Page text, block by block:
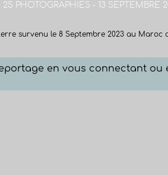
25 PHOTOGRAPHIES - 13 SEPTEMBRE
survenu le 8 Septembre 2023 au
en vous connectant ou